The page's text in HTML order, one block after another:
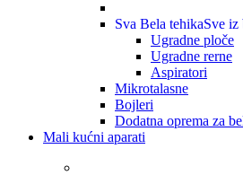
Sva Bela tehikaSve iz
Ugradne ploče
Ugradne rerne
Aspiratori
Mikrotalasne
Bojleri
Dodatna oprema za
Mali kućni aparati